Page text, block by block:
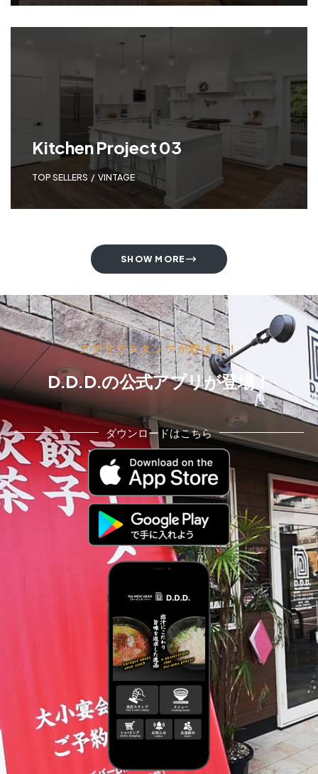
Kitchen Project 03
TOP SELLERS VINTAGE
SHOW MORE
アプリでスタンプが貯まる！
D.D.D.の公式アプリが登場！
ダウンロードはこちら